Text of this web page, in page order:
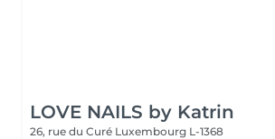
LOVE NAILS by Katrin
26, rue du Curé Luxembourg L-1368